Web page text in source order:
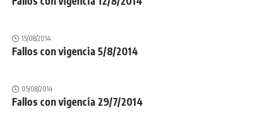
15/08/2014
Fallos con vigencia 5/8/2014
05/08/2014
Fallos con vigencia 29/7/2014